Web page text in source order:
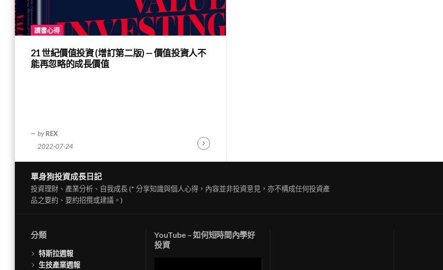
讀書心得
21 世紀價值投資 (增訂第二版) — 價值投資人不
能再忽略的成長價值
by REX
2022-07-24
Continue
單身狗投資成長日記
投資理財、產業分析、自我成長 (* 分享知識與個人心得，內容並非投資意見，亦不構成任何投資產
品之要約、要約招攬或建議。)
分類
特斯拉週報
生技產業週報
YouTube – 如何短時間內學好
投資